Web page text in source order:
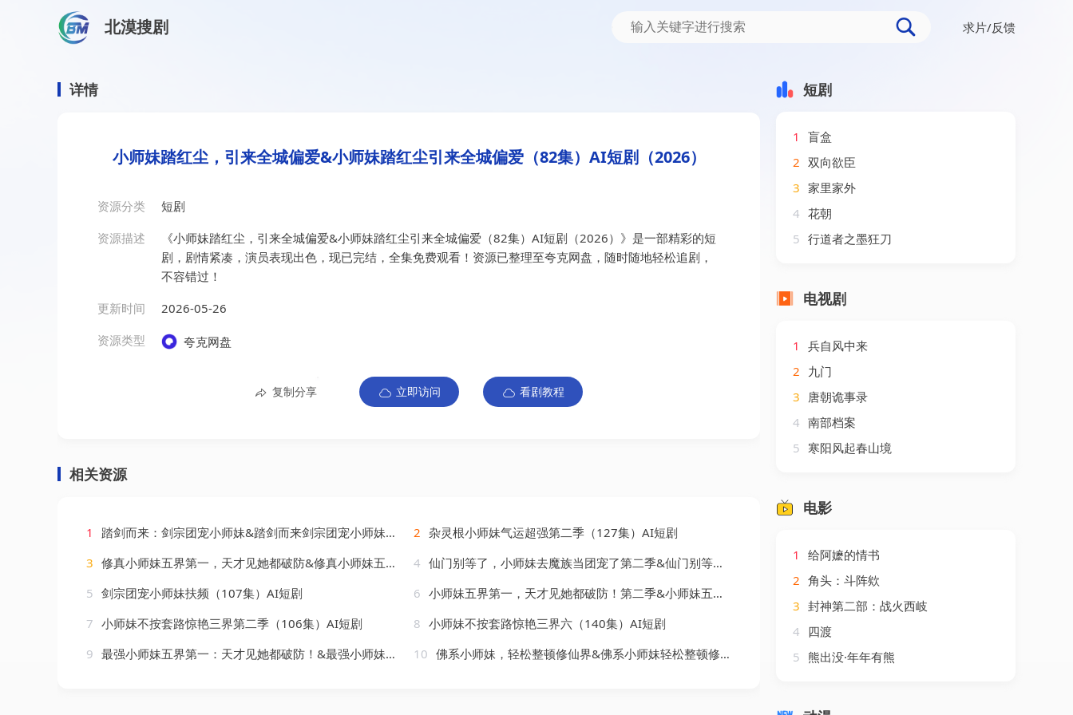
北漠搜剧 求片/反馈
小师妹踏红尘，引来全城偏爱&小师妹踏红尘引来全城偏爱（82集）AI短剧（2026）
详情
小师妹踏红尘，引来全城偏爱&小师妹踏红尘引来全城偏爱（82集）AI短剧（2026）
资源分类
短剧
资源描述
《小师妹踏红尘，引来全城偏爱&小师妹踏红尘引来全城偏爱（82集）AI短剧（2026）》是一部精彩的短
剧，剧情紧凑，演员表现出色，现已完结，全集免费观看！资源已整理至夸克网盘，随时随地轻松追剧，
不容错过！
更新时间
2026-05-26
资源类型
夸克网盘
复制分享 立即访问 看剧教程
相关资源
1 踏剑而来：剑宗团宠小师妹&踏剑而来剑宗团宠小师妹（113集）AI短剧 2 杂灵根小师妹气运超强第二季（127集）AI短剧
3 修真小师妹五界第一，天才见她都破防&修真小师妹五界第一天才见她都破防（102集）AI短剧 4 仙门别等了，小师妹去魔族当团宠了第二季&仙门别等了小师妹去魔族当团宠了第二季（133集）AI短剧
5 剑宗团宠小师妹扶频（107集）AI短剧 6 小师妹五界第一，天才见她都破防！第二季&小师妹五界第一天才见她都破防第二季（80集）AI短剧
7 小师妹不按套路惊艳三界第二季（106集）AI短剧 8 小师妹不按套路惊艳三界六（140集）AI短剧
9 最强小师妹五界第一：天才见她都破防！&最强小师妹五界第一天才见她都破防（120集）AI短剧 10 佛系小师妹，轻松整顿修仙界&佛系小师妹轻松整顿修仙界（46集）AI短剧
短剧
1
盲盒
2 双向欲臣
3 家里家外
4 花朝
5 行道者之墨狂刀
电视剧
1
兵自风中来
2 九门
3 唐朝诡事录
4 南部档案
5 寒阳风起春山境
电影
1
给阿嬷的情书
2 角头：斗阵欸
3 封神第二部：战火西岐
4 四渡
5 熊出没·年年有熊